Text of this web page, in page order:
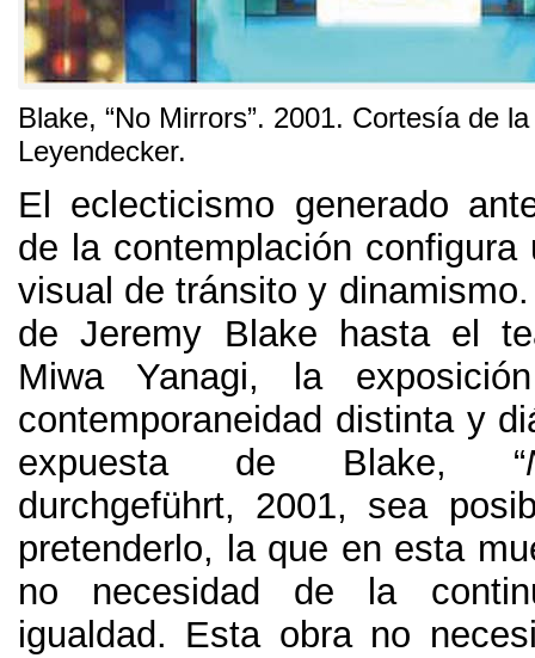
Blake, “No Mirrors”. 2001. Cortesía de
Leyendecker.
El eclecticismo generado
de la contemplación configura
visual de tránsito y dinamismo
de Jeremy Blake hasta el
Miwa Yanagi,
la
contemporaneidad distinta y
expuesta de Blake, “
durchgeführt, 2001, sea
pretenderlo,
la que en esta
no necesidad de la
igualdad. Esta obra no